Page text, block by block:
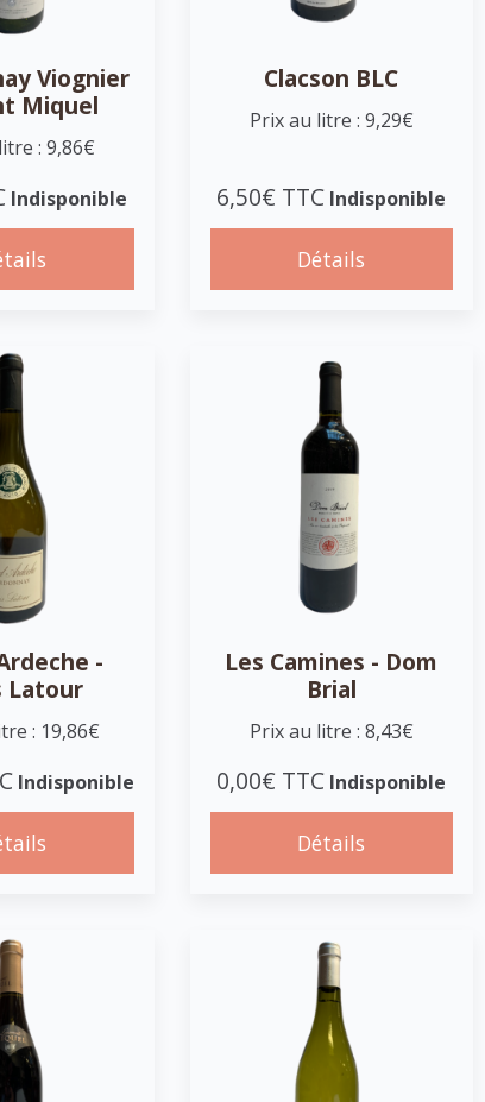
Viognier
Miquel
: 9,86€
Indisponible
Clacson BLC
Prix au litre : 9,29€
6,50€ TTC Indisponible
Détails
-
Latour
: 19,86€
Indisponible
Les Camines - Dom
Brial
Prix au litre : 8,43€
0,00€ TTC Indisponible
Détails